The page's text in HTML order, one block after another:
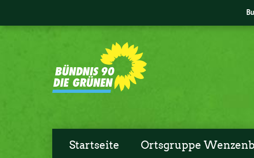
Startseite Ortsgruppe